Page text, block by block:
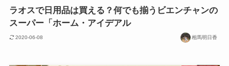
ラオスで日用品は買える？何でも揃うビエンチャンの
スーパー「ホーム・アイデアル
2020-06-08 相馬明日香